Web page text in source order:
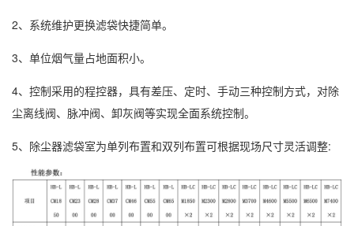
2、系统维护更换滤袋快捷简单。
3、单位烟气量占地面积小。
4、控制采用的程控器，具有差压、定时、手动三种控制方式，对除
尘离线阀、脉冲阀、卸灰阀等实现全面系统控制。
5、除尘器滤袋室为单列布置和双列布置可根据现场尺寸灵活调整: